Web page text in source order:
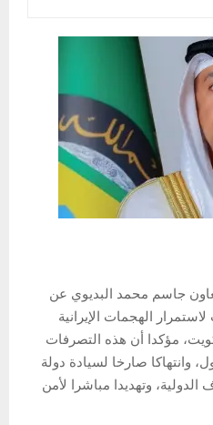
جاسم محمد البديوي عن
الهجمات الإيرانية
مؤكدا أن هذه التصرفات
وانتهاكا صارخا لسيادة دولة
الدولية، وتهديدا مباشرا لأمن